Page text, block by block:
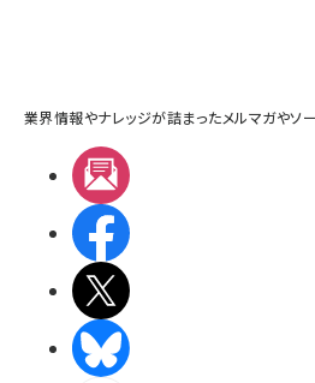
業界情報やナレッジが詰まったメルマガやソ